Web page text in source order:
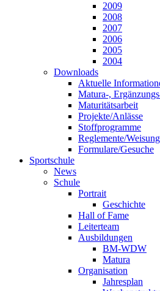
2009
2008
2007
2006
2005
2004
Downloads
Aktuelle
Matura-,
Maturitätsarbeit
Projekte/Anlässe
Stoffprogramme
Reglemente/
Formulare/Gesuche
Sportschule
News
Schule
Portrait
Geschichte
Hall of Fame
Leiterteam
Ausbildungen
BM-WDW
Matura
Organisation
Jahresplan